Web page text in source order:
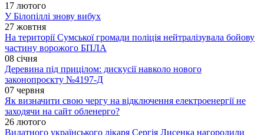
17 лютого
У Білопіллі знову вибух
27 жовтня
На території Сумської громади поліція нейтралізувала бойову
частину ворожого БПЛА
08 січня
Деревина під прицілом: дискусії навколо нового
законопроєкту №4197-Д
07 червня
Як визначити свою чергу на відключення електроенергії не
заходячи на сайт обленерго?
26 лютого
Видатного українського лікаря Сергія Лисенка нагородили